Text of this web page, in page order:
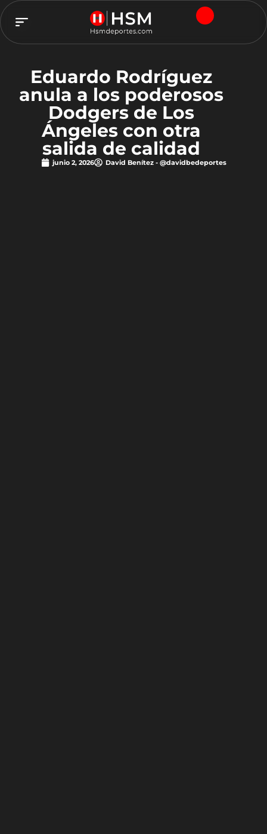
Eduardo Rodríguez
anula a los poderosos
Dodgers de Los
Ángeles con otra
salida de calidad
junio 2, 2026 David Benítez - @davidbedeportes